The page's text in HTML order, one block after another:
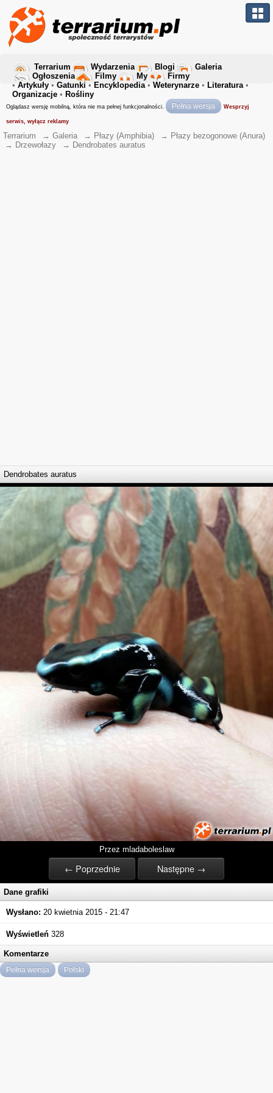
Terrarium Wydarzenia Blogi
Galeria
Ogłoszenia
Filmy My
Firmy
• Artykuły • Gatunki • Encyklopedia• Weterynarze • Literatura•
Organizacje • Rośliny
Oglądasz wersję mobilną, która nie ma pełnej funkcjonalności. Pełna wersja Wesprzyj
serwis, wyłącz reklamy
Terrarium → Galeria → Płazy (Amphibia) → Płazy bezogonowe (Anura)
→ Drzewołazy → Dendrobates auratus
Dendrobates auratus
Przez mladaboleslaw
← Poprzednie Następne →
Dane grafiki
Wysłano: 20 kwietnia 2015 - 21:47
Wyświetleń 328
Komentarze
Pełna wersja Polski